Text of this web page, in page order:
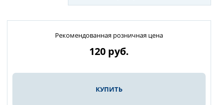
Рекомендованная розничная цена
120 руб.
КУПИТЬ